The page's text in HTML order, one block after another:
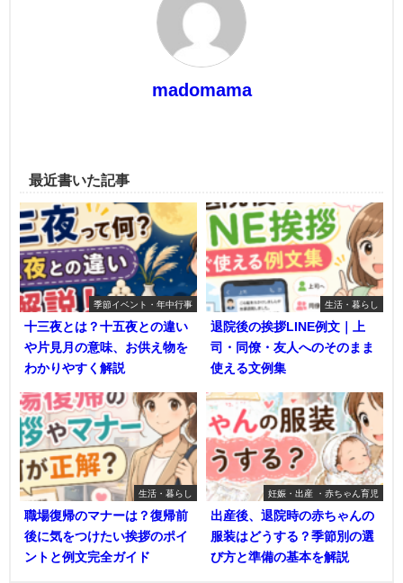
madomama
最近書いた記事
季節イベント・年中行事
十三夜とは？十五夜との違い
や片見月の意味、お供え物を
わかりやすく解説
生活・暮らし
退院後の挨拶LINE例文｜上
司・同僚・友人へのそのまま
使える文例集
生活・暮らし
職場復帰のマナーは？復帰前
後に気をつけたい挨拶のポイ
ントと例文完全ガイド
妊娠・出産 ・赤ちゃん育児
出産後、退院時の赤ちゃんの
服装はどうする？季節別の選
び方と準備の基本を解説